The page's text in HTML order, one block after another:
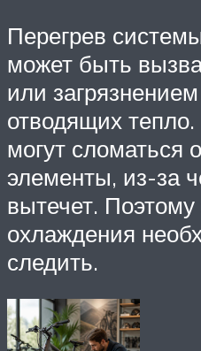
Перегрев
может быть
или
отводящих
могут сломаться
элементы, из-за
вытечет. Поэтому
охлаждения
следить.